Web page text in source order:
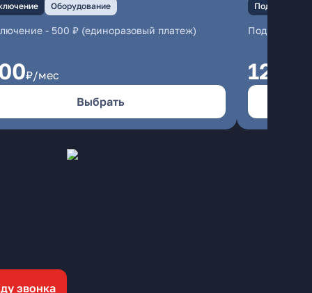
Оборудование
- 500 ₽ (единоразовый платеж)
₽/мес
Выбрать
Подключение
1200
звонка